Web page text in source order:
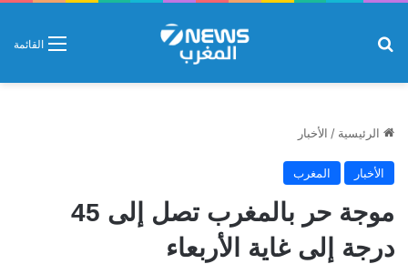
القائمة
الرئيسية / الأخبار
الأخبار المغرب
موجة حر بالمغرب تصل إلى 45
درجة إلى غاية الأربعاء